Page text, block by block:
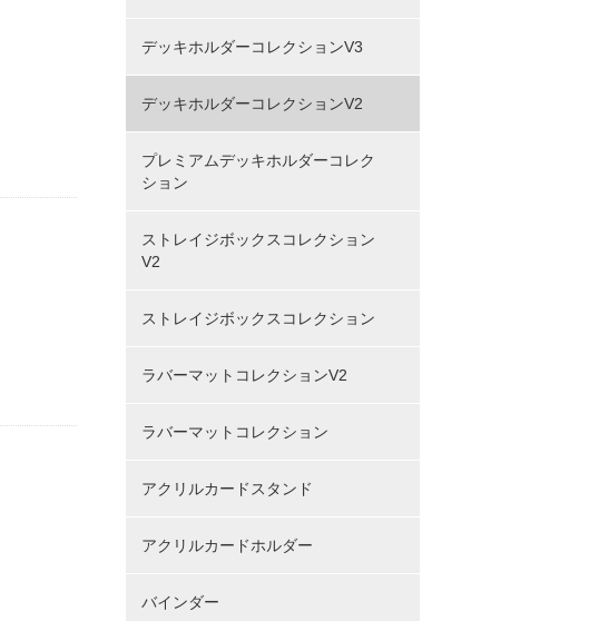
デッキホルダーコレクションV3
デッキホルダーコレクションV2
プレミアムデッキホルダーコレク
ション
ストレイジボックスコレクション
V2
ストレイジボックスコレクション
ラバーマットコレクションV2
ラバーマットコレクション
アクリルカードスタンド
アクリルカードホルダー
バインダー